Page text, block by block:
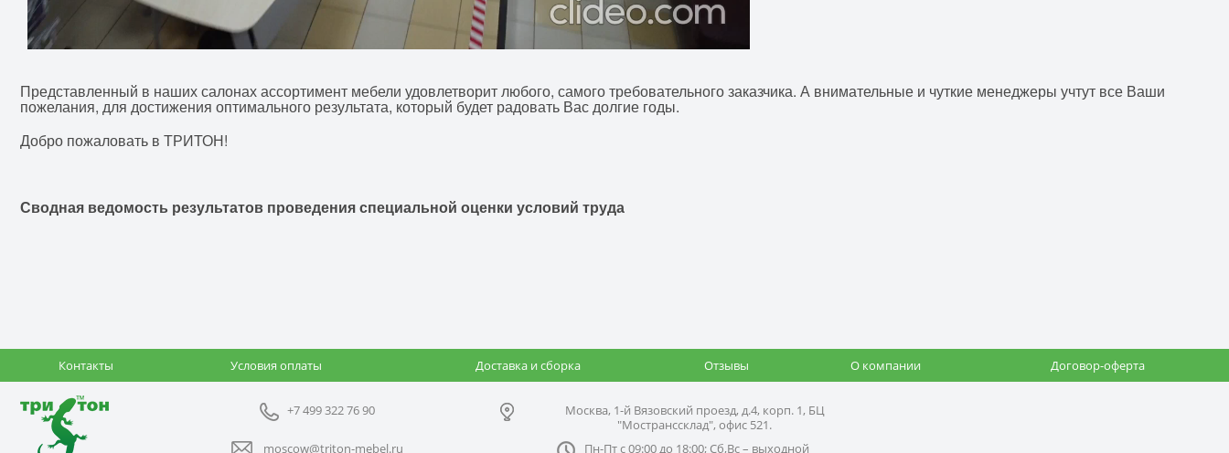
Представленный в наших салонах ассортимент мебели удовлетворит любого, самого требовательного заказчика. А внимательные и чуткие менеджеры учтут все Ваши
пожелания, для достижения оптимального результата, который будет радовать Вас долгие годы.
Добро пожаловать в ТРИТОН!
Сводная ведомость результатов проведения специальной оценки условий труда
Контакты Условия оплаты Доставка и сборка Отзывы О компании Договор-оферта
+7 499 322 76 90
Москва, 1-й Вязовский проезд, д.4, корп. 1, БЦ
"Мостранссклад", офис 521.
moscow@triton-mebel.ru
Пн-Пт с 09:00 до 18:00; Сб,Вс – выходной